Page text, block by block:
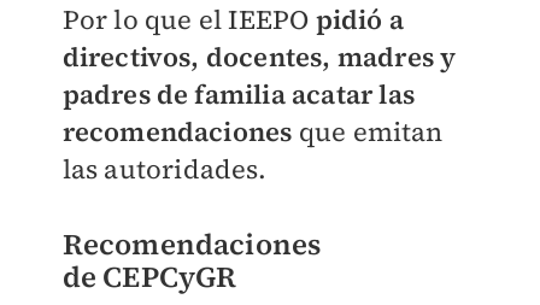
Por lo que el IEEPO pidió a
directivos, docentes, madres y
padres de familia acatar las
recomendaciones que emitan
las autoridades.
Recomendaciones
de CEPCyGR